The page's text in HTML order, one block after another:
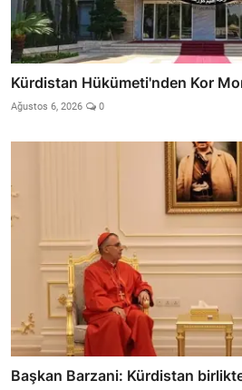
Kürdistan Hükümeti'nden Kor
Ağustos 6, 2026 0
Başkan Barzani: Kürdistan